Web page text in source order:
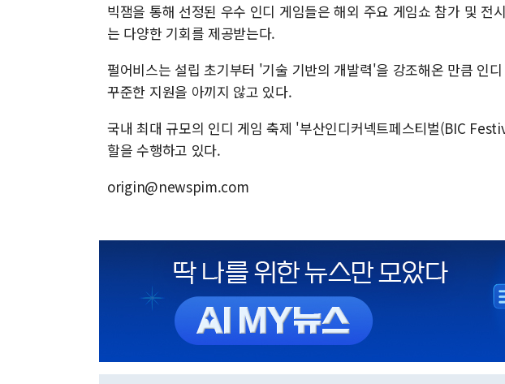
빅잼을 통해 선정된 우수 인디 게임들은 해외 주요 게임쇼 참가 및 전
는 다양한 기회를 제공받는다.
펄어비스는 설립 초기부터 '기술 기반의 개발력'을 강조해온 만큼 인
꾸준한 지원을 아끼지 않고 있다.
국내 최대 규모의 인디 게임 축제 '부산인디커넥트페스티벌(BIC
할을 수행하고 있다.
origin@newspim.com